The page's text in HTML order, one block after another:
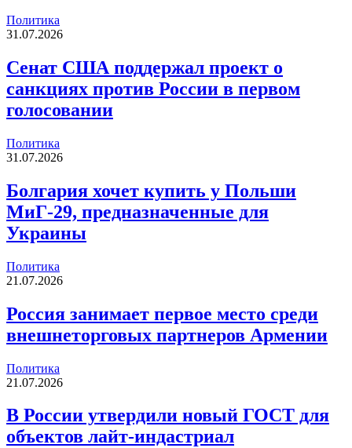
Политика
31.07.2026
Сенат США поддержал проект о
санкциях против России в первом
голосовании
Политика
31.07.2026
Болгария хочет купить у Польши
МиГ-29, предназначенные для
Украины
Политика
21.07.2026
Россия занимает первое место среди
внешнеторговых партнеров Армении
Политика
21.07.2026
В России утвердили новый ГОСТ для
объектов лайт-индастриал